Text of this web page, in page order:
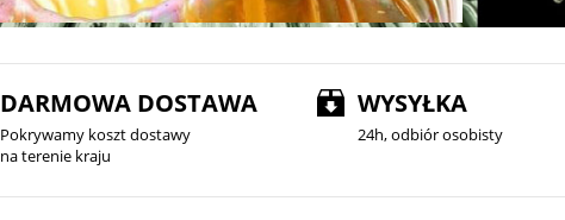
DARMOWA DOSTAWA
Pokrywamy koszt dostawy
na terenie kraju
WYSYŁKA
24h, odbiór osobisty